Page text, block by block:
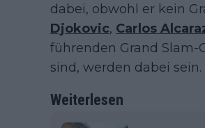
dabei, obwohl er kein
Djokovic, Carlos
führenden Grand
sind, werden dabei sein.
Weiterlesen